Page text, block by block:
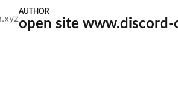
AUTHOR
open site www.discord-